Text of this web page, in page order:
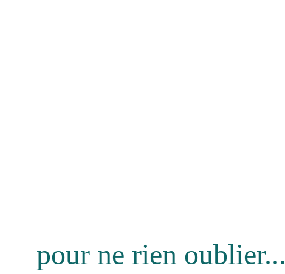
pour ne rien oublier...